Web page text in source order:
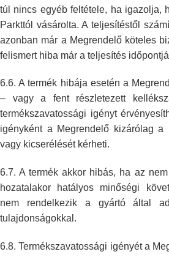
túl nincs egyébfeltétele, ha igazolja,
Parkttól vásárolta. A teljesítéstől
azonban már a Megrendelőköteles
felismert hiba már a teljesítés
6.6. A termék hibája esetén a
– vagy a fentrészletezett
termékszavatossági igényt
igényként a Megrendelő kizárólag a
vagy kicserélését kérheti.
6.7. A termék akkor hibás, ha az
hozatalakor hatályos minőségi
nem rendelkezik a gyártó által
tulajdonságokkal.
6.8. Termékszavatossági igényét a